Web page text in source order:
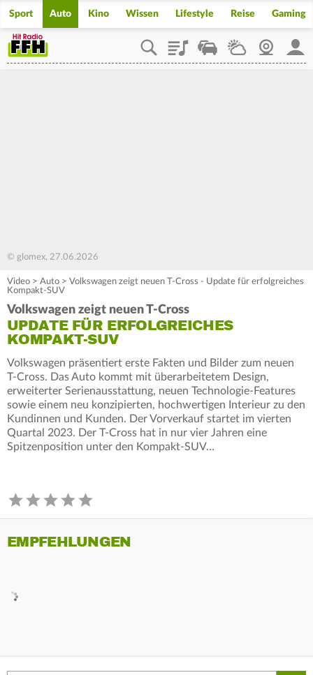
Sport Auto Kino Wissen Lifestyle Reise Gaming
PlaylistStaupilotWetterWebcam
© glomex, 27.06.2026
Video > Auto > Volkswagen zeigt neuen T-Cross - Update für erfolgreiches
Kompakt-SUV
Volkswagen zeigt neuen T-Cross
UPDATE FÜR ERFOLGREICHES
KOMPAKT-SUV
Volkswagen präsentiert erste Fakten und Bilder zum neuen
T-Cross. Das Auto kommt mit überarbeitetem Design,
erweiterter Serienausstattung, neuen Technologie-Features
sowie einem neu konzipierten, hochwertigen Interieur zu den
Kundinnen und Kunden. Der Vorverkauf startet im vierten
Quartal 2023. Der T-Cross hat in nur vier Jahren eine
Spitzenposition unter den Kompakt-SUV…
EMPFEHLUNGEN